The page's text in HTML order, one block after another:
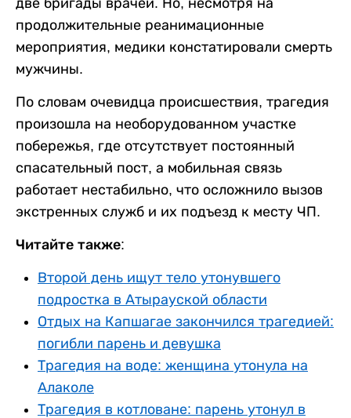
продолжительные реанимационные
мероприятия, медики констатировали смерть
мужчины.
По словам очевидца происшествия, трагедия
произошла на необорудованном участке
побережья, где отсутствует постоянный
спасательный пост, а мобильная связь
работает нестабильно, что осложнило вызов
экстренных служб и их подъезд к месту ЧП.
Читайте также:
Второй день ищут тело утонувшего
подростка в Атырауской области
Отдых на Капшагае закончился трагедией:
погибли парень и девушка
Трагедия на воде: женщина утонула на
Алаколе
Трагедия в котловане: парень утонул в